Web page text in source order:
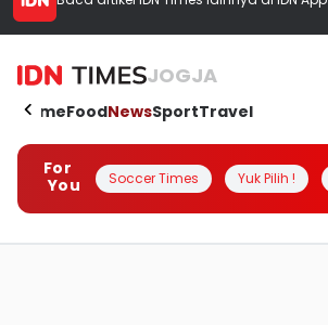
JOGJA
HomeFoodNewsSportTravel
For
You
Soccer Times Yuk Pilih !